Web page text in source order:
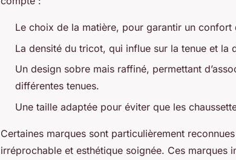
Le choix de la matière, pour garantir un confort
La densité du tricot, qui influe sur la tenue et la
Un design sobre mais raffiné, permettant
différentes tenues.
Une taille adaptée pour éviter que les
Certaines marques sont particulièrement
irréprochable et esthétique soignée. Ces marques